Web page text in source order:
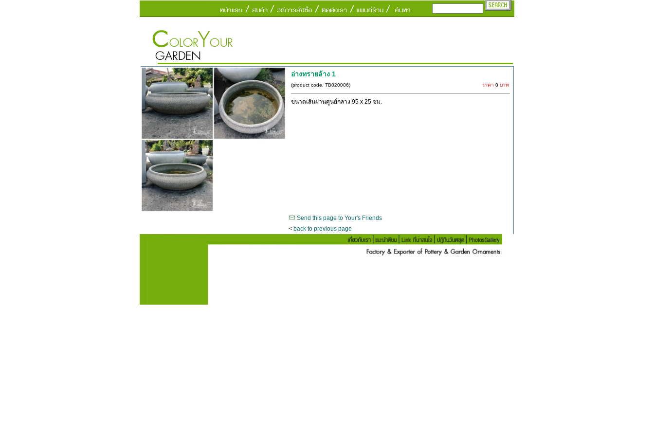
อ่างทรายล้าง 1
(product code. TB020006) ราคา 0 บาท
ขนาดเส้นผ่านศูนย์กลาง 95 x 25 ซม.
Send this page to Your's Friends
< back to previous page